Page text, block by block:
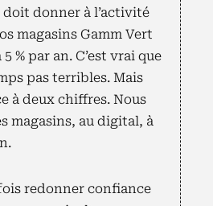
doit donner à l’activité
magasins Gamm Vert
% par an. C’est vrai que
pas terribles. Mais
à deux chiffres. Nous
magasins, au digital, à
redonner confiance